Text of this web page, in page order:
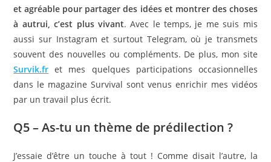
et agréable pour partager des idées et montrer des choses
à autrui, c’est plus vivant. Avec le temps, je me suis mis
aussi sur Instagram et surtout Telegram, où je transmets
souvent des nouvelles ou compléments. De plus, mon site
Survik.fr et mes quelques participations occasionnelles
dans le magazine Survival sont venus enrichir mes vidéos
par un travail plus écrit.
Q5 – As-tu un thème de prédilection ?
J’essaie d’être un touche à tout ! Comme disait l’autre, la